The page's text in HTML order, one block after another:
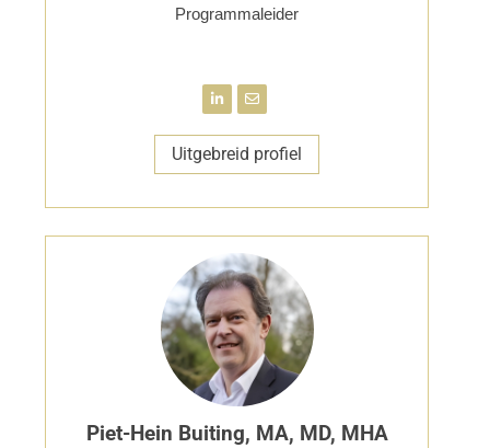
Programmaleider
Uitgebreid profiel
Piet-Hein Buiting, MA, MD, MHA